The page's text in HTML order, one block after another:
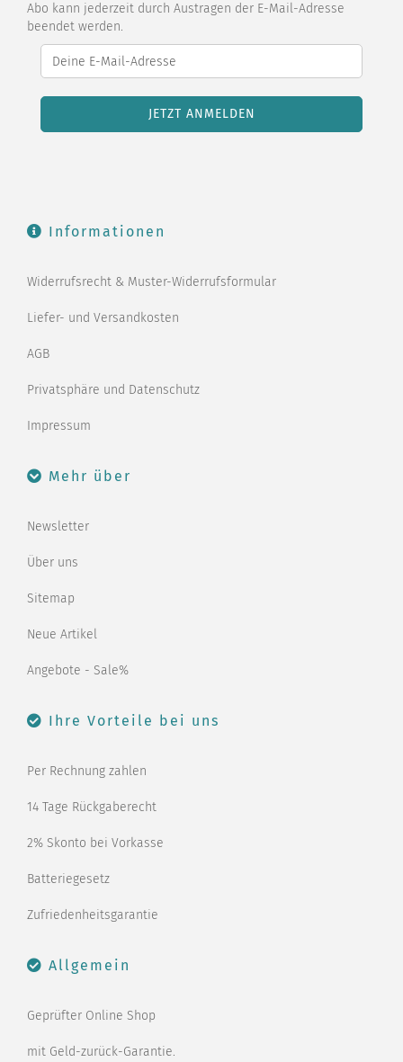
Abo kann jederzeit durch Austragen der E-Mail-Adresse
beendet werden.
Informationen
Widerrufsrecht & Muster-Widerrufsformular
Liefer- und Versandkosten
AGB
Privatsphäre und Datenschutz
Impressum
Mehr über
Newsletter
Über uns
Sitemap
Neue Artikel
Angebote - Sale%
Ihre Vorteile bei uns
Per Rechnung zahlen
14 Tage Rückgaberecht
2% Skonto bei Vorkasse
Batteriegesetz
Zufriedenheitsgarantie
Allgemein
Geprüfter Online Shop
mit Geld-zurück-Garantie.